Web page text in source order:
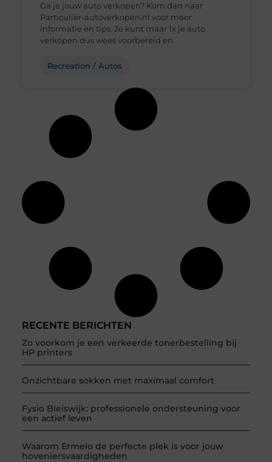
RECENTE BERICHTEN
Zo voorkom je een verkeerde tonerbestelling bij
HP printers
Onzichtbare sokken met maximaal comfort
Fysio Bleiswijk: professionele ondersteuning voor
een actief leven
Waarom Ermelo de perfecte plek is voor jouw
hoveniersvaardigheden
Ga je jouw auto verkopen? Kom dan naar
Particulier-autoverkopen.nl voor meer
informatie en tips. Je kunt maar 1x je auto
verkopen dus wees voorbereid en
Recreation / Autos